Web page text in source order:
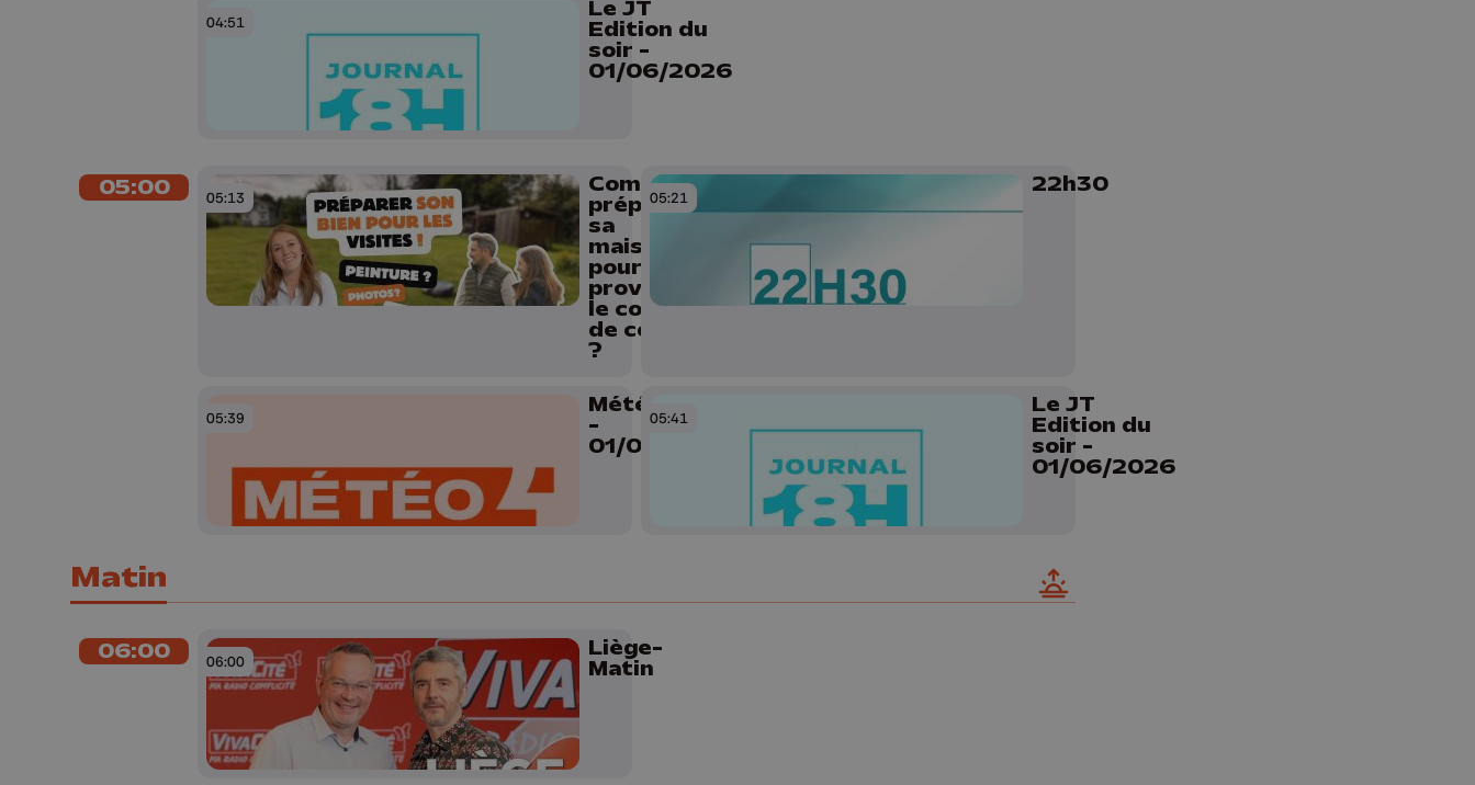
04:51
Le JT
Edition du
soir -
01/06/2026
05:00 05:13
Comment
préparer
sa
maison
pour
provoquer
le coup
de cœur
?
05:21
22h30
05:39
Météo Soir
-
01/06/2026
05:41
Le JT
Edition du
soir -
01/06/2026
Matin
06:00 06:00
Liège-
Matin